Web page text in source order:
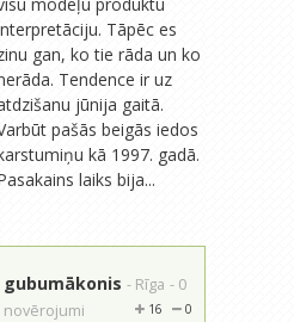
Tāpēc es
gan, ko tie rāda un ko
Tendence ir uz
jūnija gaitā.
pašās beigās iedos
kā 1997. gadā.
laiks bija...
gubumākonis - Rīga - 0
novērojumi
0
16